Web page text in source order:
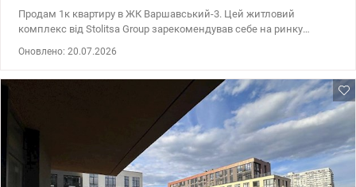
Продам 1к квартиру в ЖК Варшавський-3. Цей житловий
комплекс від Stolitsa Group зарекомендував себе на ринку
Виговського. Поверховість 14-25. Опалення автономне. Є
резервне живлення на будинок від забудовника, що гарантує
безперебійне опалення, водопостачання та роботу ліфтів. Також
в підвалі облаштовується укриття. Охорона будинку та консьєрж
передбачені. Територія закрита від авто. У дворі зона
прогулянок, дитячий і спортивний майданчик. Квартира
розташована на зручному і безпечному 5-му поверсі. Вікна на
Оновлено: 20.07.2026